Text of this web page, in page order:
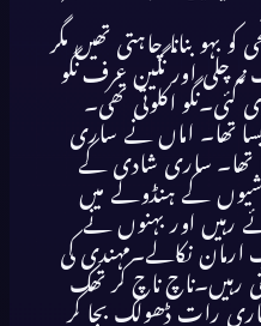
کو بہو بنانا چاہتی تھیں مگر
چلی اور نگین عرف نگو
اکلوتی تھی۔
تھا۔ اماں نے ساری
تھا۔ ساری شادی کے
کے ہنڈولے میں
رہیں اور بہنوں نے
نکالے۔مہندی کی
رہیں۔ناچ ناچ کر تھک
رات ڈھولک بجا کر